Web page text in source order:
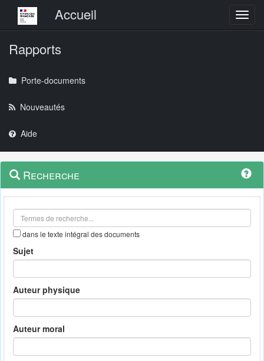
Menu principalAccueil
Rapports
Porte-documents
Nouveautés
Aide
Navigation
outils
Menu
contextuel
Recherche
dans le texte intégral des documents
Sujet
Auteur physique
Auteur moral